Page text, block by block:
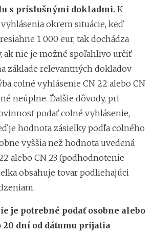
s príslušnými dokladmi. K
okrem situácie, keď
1 000 eur, tak dochádza
ak nie je možné spoľahlivo určiť
základe relevantných dokladov
colné vyhlásenie CN 22 alebo CN
neúplne. Ďalšie dôvody, pri
podať colné vyhlásenie,
je hodnota zásielky podľa colného
vyššia než hodnota uvedená
alebo CN 23 (podhodnotenie
obsahuje tovar podliehajúci
je potrebné podať osobne alebo
dní od dátumu prijatia